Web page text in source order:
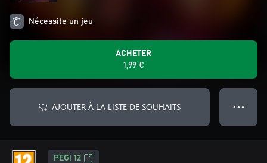
Nécessite un jeu
ACHETER
1,99 €
AJOUTER À LA LISTE DE SOUHAITS ● ● ●
PEGI 12